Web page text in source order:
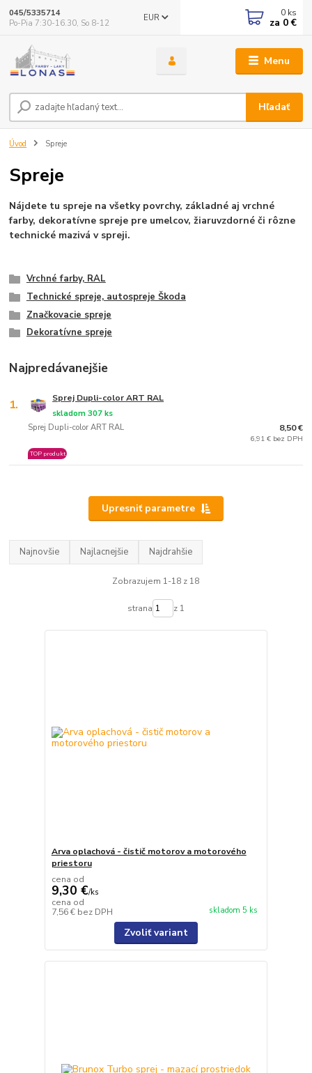
Menu
EUR
Hľadať
045/5335714
Po-Pia 7:30-16.30, So 8-12
0 ks
za 0 €
Úvod Spreje
Spreje
Nájdete tu spreje na všetky povrchy, základné aj vrchné
farby, dekoratívne spreje pre umelcov, žiaruvzdorné či rôzne
technické mazivá v spreji.
Vrchné farby, RAL
Technické spreje, autospreje Škoda
Značkovacie spreje
Dekoratívne spreje
Najpredávanejšie
1. Sprej Dupli-color ART RAL
Sprej Dupli-color ART RAL
skladom 307 ks
TOP produkt
8,50 €
6,91 € bez DPH
Upresniť parametre
Najnovšie Najlacnejšie Najdrahšie
Zobrazujem 1-18 z 18
strana z 1
Arva oplachová - čistič motorov a motorového
priestoru
cena od
9,30 €/ks
cena od
7,56 € bez DPH skladom 5 ks
Zvoliť variant